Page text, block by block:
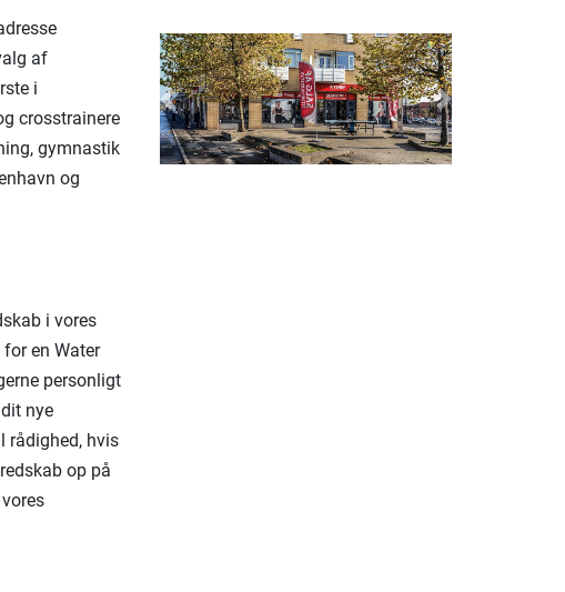
af
i
crosstrainere
gymnastik
og
i vores
en Water
personligt
nye
rådighed, hvis
op på
Previous Next